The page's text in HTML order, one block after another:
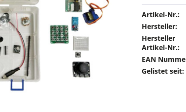
Artikel-Nr.:
Hersteller:
Hersteller
Artikel-Nr.:
EAN
Gelistet seit: